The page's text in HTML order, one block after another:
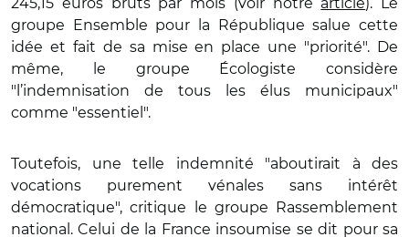
groupe Ensemble pour la République salue cette
idée et fait de sa mise en place une "priorité". De
même, le groupe Écologiste considère
"l’indemnisation de tous les élus municipaux"
comme "essentiel".
Toutefois, une telle indemnité "aboutirait à des
vocations purement vénales sans intérêt
démocratique", critique le groupe Rassemblement
national. Celui de la France insoumise se dit pour sa